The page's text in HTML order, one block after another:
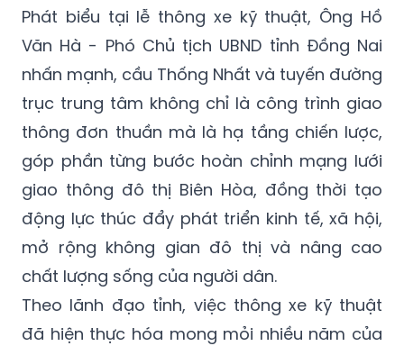
Phát biểu tại lễ thông xe kỹ thuật, Ông Hồ
Văn Hà - Phó Chủ tịch UBND tỉnh Đồng Nai
nhấn mạnh, cầu Thống Nhất và tuyến đường
trục trung tâm không chỉ là công trình giao
thông đơn thuần mà là hạ tầng chiến lược,
góp phần từng bước hoàn chỉnh mạng lưới
giao thông đô thị Biên Hòa, đồng thời tạo
động lực thúc đẩy phát triển kinh tế, xã hội,
mở rộng không gian đô thị và nâng cao
chất lượng sống của người dân.
Theo lãnh đạo tỉnh, việc thông xe kỹ thuật
đã hiện thực hóa mong mỏi nhiều năm của